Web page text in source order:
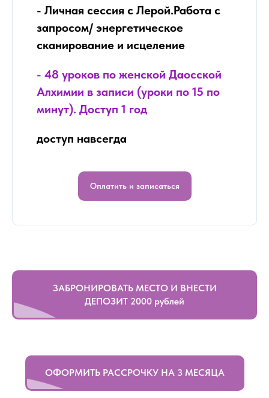
- Личная сессия с Лерой.Работа с
запросом/ энергетическое
сканирование и исцеление
- 48 уроков по женской Даосской
Алхимии в записи (уроки по 15 по
минут). Доступ 1 год
доступ навсегда
Оплатить и записаться
ЗАБРОНИРОВАТЬ МЕСТО И ВНЕСТИ
ДЕПОЗИТ 2000 рублей
ОФОРМИТЬ РАССРОЧКУ НА 3 МЕСЯЦА